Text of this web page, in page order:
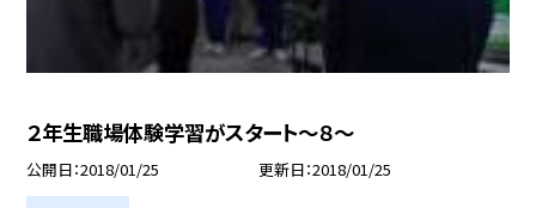
２年生職場体験学習がスタート〜８〜
公開日 2018/01/25 更新日 2018/01/25